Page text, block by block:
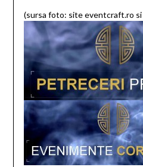
(sursa foto: site eventcraft.ro si